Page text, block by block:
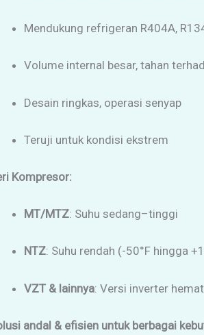
Mendukung refrigeran R404A,
Volume internal besar, tahan
Desain ringkas, operasi senyap
Teruji untuk kondisi ekstrem
Kompresor:
MT/MTZ: Suhu sedang–tinggi
NTZ: Suhu rendah (-50°F hingga
VZT & lainnya: Versi inverter
andal & efisien untuk berbagai